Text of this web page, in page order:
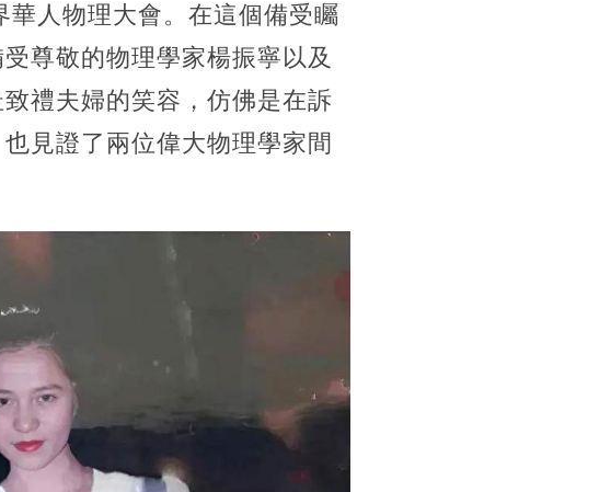
人物理大會。在這個備受矚
尊敬的物理學家楊振寧以及
禮夫婦的笑容，仿佛是在訴
見證了兩位偉大物理學家間